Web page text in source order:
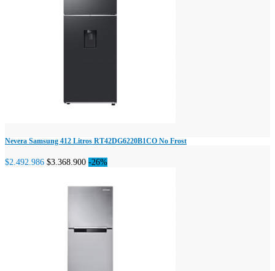
Nevera Samsung 412 Litros RT42DG6220B1CO No Frost
$2.492.986 $3.368.900 -26%